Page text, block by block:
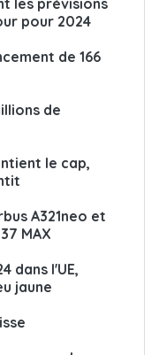
pour 2024
de 166
de
le cap,
A321neo et
MAX
dans l'UE,
jaune